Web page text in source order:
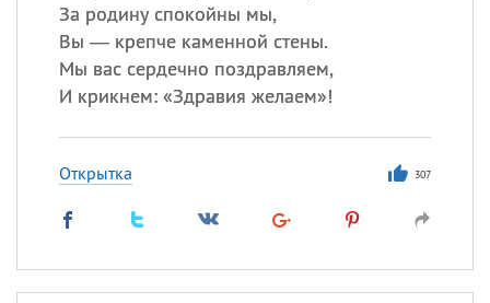
За родину спокойны мы,
Вы — крепче каменной стены.
Мы вас сердечно поздравляем,
И крикнем: «Здравия желаем»!
Открытка 307